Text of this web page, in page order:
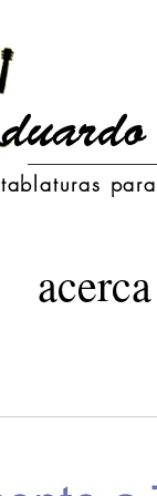
tablaturas